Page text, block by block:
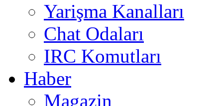
Yarişma Kanalları
Chat Odaları
IRC Komutları
Haber
Magazin